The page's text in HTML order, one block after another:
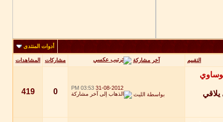
أدوات المنتدى
التقييم آخر مشاركة مشاركات المشاهدات
31-08-2012
03:53 PM
بواسطة الليث 0
419